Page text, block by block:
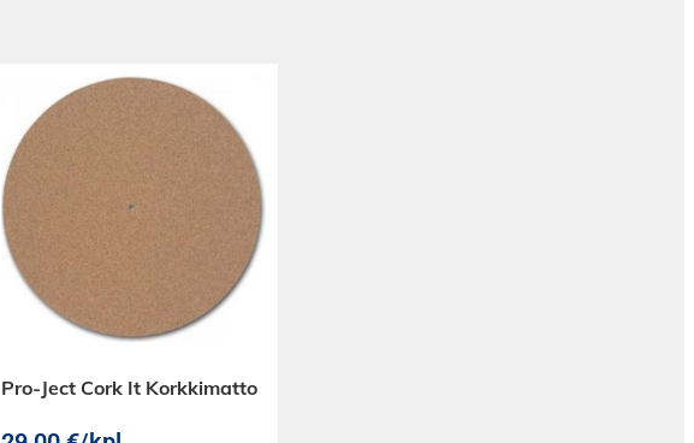
Pro-Ject Cork It Korkkimatto